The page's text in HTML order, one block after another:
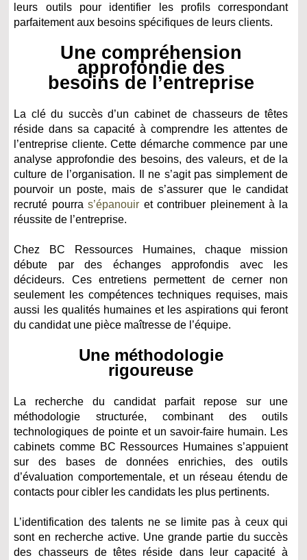
leurs outils pour identifier les profils correspondant
parfaitement aux besoins spécifiques de leurs clients.
Une compréhension
approfondie des
besoins de l’entreprise
La clé du succès d’un cabinet de chasseurs de têtes
réside dans sa capacité à comprendre les attentes de
l’entreprise cliente. Cette démarche commence par une
analyse approfondie des besoins, des valeurs, et de la
culture de l’organisation. Il ne s’agit pas simplement de
pourvoir un poste, mais de s’assurer que le candidat
recruté pourras’épanouir et contribuer pleinement à la
réussite de l’entreprise.
Chez BC Ressources Humaines, chaque mission
débute par des échanges approfondis avec les
décideurs. Ces entretiens permettent de cerner non
seulement les compétences techniques requises, mais
aussi les qualités humaines et les aspirations qui feront
du candidat une pièce maîtresse de l’équipe.
Une méthodologie
rigoureuse
La recherche du candidat parfait repose sur une
méthodologie structurée, combinant des outils
technologiques de pointe et un savoir-faire humain. Les
cabinets comme BC Ressources Humaines s’appuient
sur des bases de données enrichies, des outils
d’évaluation comportementale, et un réseau étendu de
contacts pour cibler les candidats les plus pertinents.
L’identification des talents ne se limite pas à ceux qui
sont en recherche active. Une grande partie du succès
des chasseurs de têtes réside dans leur capacité à